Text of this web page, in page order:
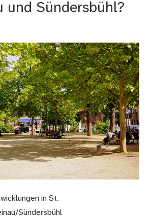
und Sündersbühl?
in St.
Sündersbühl